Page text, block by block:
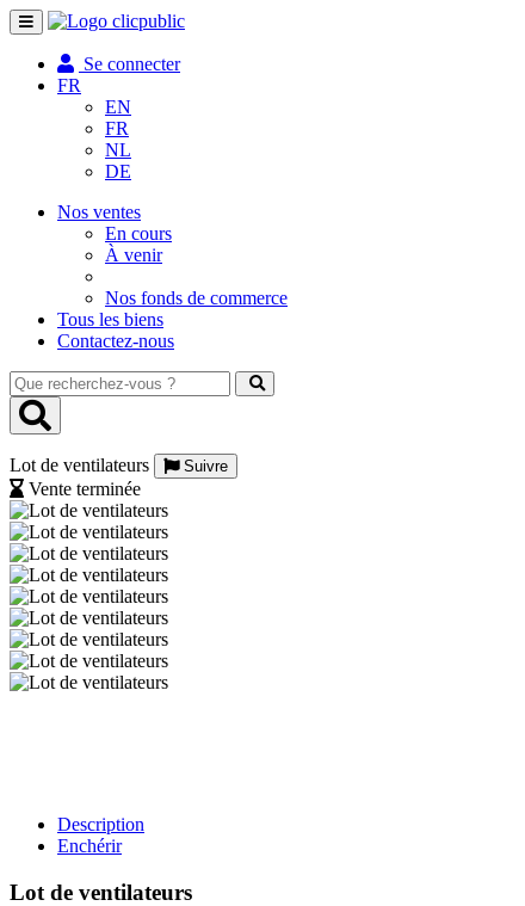
Toggle
navigation
Se connecter
FR
EN
FR
NL
DE
Nos ventes
En cours
À venir
Nos fonds de commerce
Tous les biens
Contactez-nous
Que
recherchez-
vous
Lot de ventilateurs
Suivre
Vente terminée
Description
Enchérir
Lot de ventilateurs